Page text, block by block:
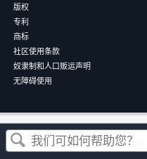
这篇文章对您有帮助吗？
版权
专利
商标
社区使用条款
奴隶制和人口贩运声明
无障碍使用
©2026NetApp 中文（简体）
Cookie 政策
Cookie 设置